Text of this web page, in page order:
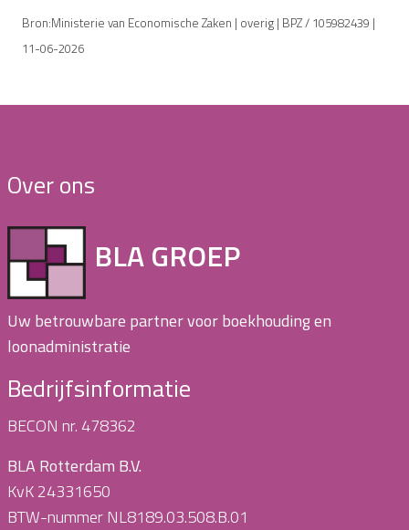
Bron:Ministerie van Economische Zaken | overig | BPZ / 105982439 |
11-06-2026
Over ons
BLA GROEP
Uw betrouwbare partner voor boekhouding en
loonadministratie
Bedrijfsinformatie
BECON nr. 478362
BLA Rotterdam B.V.
KvK 24331650
BTW-nummer NL8189.03.508.B.01